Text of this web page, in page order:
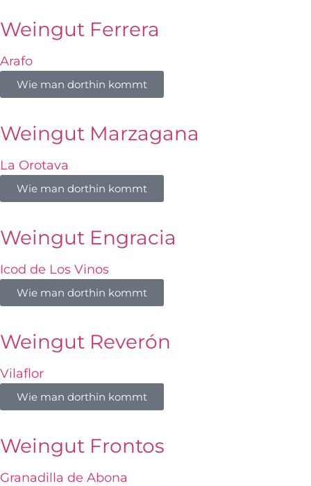
Weingut Ferrera
Arafo
Wie man dorthin kommt
Weingut Marzagana
La Orotava
Wie man dorthin kommt
Weingut Engracia
Icod de Los Vinos
Wie man dorthin kommt
Weingut Reverón
Vilaflor
Wie man dorthin kommt
Weingut Frontos
Granadilla de Abona